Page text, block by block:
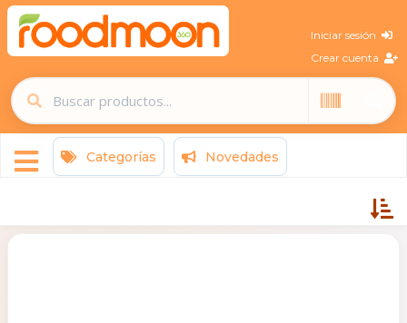
Iniciar sesión
Crear cuenta
Categorías Novedades